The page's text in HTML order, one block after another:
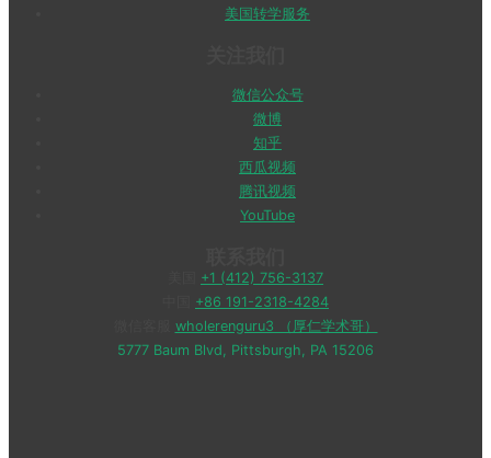
美国转学服务
微信公众号
微博
知乎
西瓜视频
腾讯视频
YouTube
+1 (412) 756-3137
+86 191-2318-4284
wholerenguru3 （厚仁学术哥）
5777 Baum Blvd, Pittsburgh, PA 15206